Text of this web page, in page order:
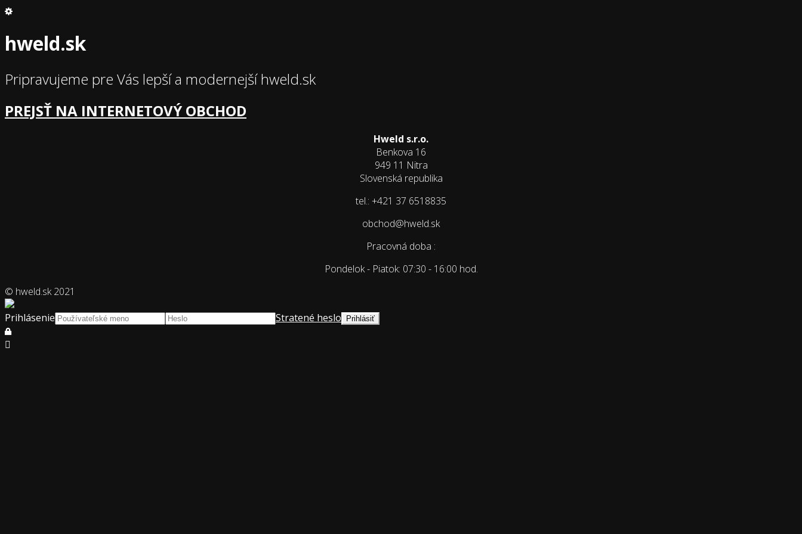
hweld.sk
Pripravujeme pre Vás lepší a modernejší hweld.sk
PREJSŤ NA INTERNETOVÝ OBCHOD
Hweld s.r.o.
Benkova 16
949 11 Nitra
Slovenská republika
tel.: +421 37 6518835
obchod@hweld.sk
Pracovná doba :
Pondelok - Piatok: 07:30 - 16:00 hod.
© hweld.sk 2021
Prihlásenie
Stratené heslo